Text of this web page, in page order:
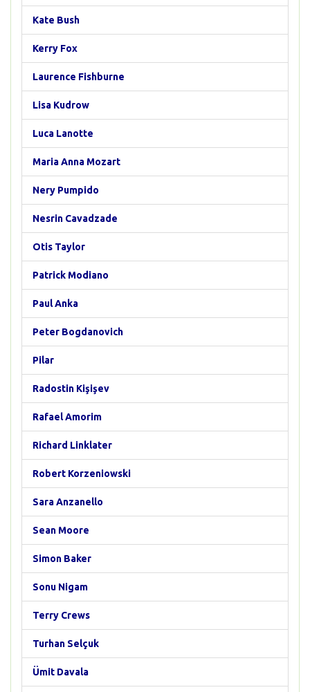
Kate Bush
Kerry Fox
Laurence Fishburne
Lisa Kudrow
Luca Lanotte
Maria Anna Mozart
Nery Pumpido
Nesrin Cavadzade
Otis Taylor
Patrick Modiano
Paul Anka
Peter Bogdanovich
Pilar
Radostin Kişişev
Rafael Amorim
Richard Linklater
Robert Korzeniowski
Sara Anzanello
Sean Moore
Simon Baker
Sonu Nigam
Terry Crews
Turhan Selçuk
Ümit Davala